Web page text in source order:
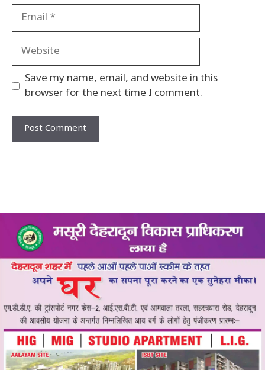
Email
Website
Save my name, email, and website in this
browser for the next time I comment.